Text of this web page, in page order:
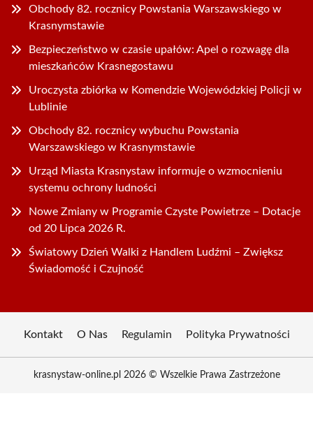
Obchody 82. rocznicy Powstania Warszawskiego w
Krasnymstawie
Bezpieczeństwo w czasie upałów: Apel o rozwagę dla
mieszkańców Krasnegostawu
Uroczysta zbiórka w Komendzie Wojewódzkiej Policji w
Lublinie
Obchody 82. rocznicy wybuchu Powstania
Warszawskiego w Krasnymstawie
Urząd Miasta Krasnystaw informuje o wzmocnieniu
systemu ochrony ludności
Nowe Zmiany w Programie Czyste Powietrze – Dotacje
od 20 Lipca 2026 R.
Światowy Dzień Walki z Handlem Ludźmi – Zwiększ
Świadomość i Czujność
Kontakt O Nas Regulamin Polityka Prywatności
krasnystaw-online.pl 2026 © Wszelkie Prawa Zastrzeżone